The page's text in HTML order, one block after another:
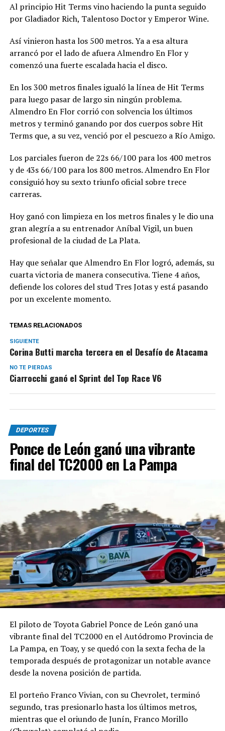
Al principio Hit Terms vino haciendo la punta seguido
por Gladiador Rich, Talentoso Doctor y Emperor Wine.
Así vinieron hasta los 500 metros. Ya a esa altura
arrancó por el lado de afuera Almendro En Flor y
comenzó una fuerte escalada hacia el disco.
En los 300 metros finales igualó la línea de Hit Terms
para luego pasar de largo sin ningún problema.
Almendro En Flor corrió con solvencia los últimos
metros y terminó ganando por dos cuerpos sobre Hit
Terms que, a su vez, venció por el pescuezo a Río Amigo.
Los parciales fueron de 22s 66/100 para los 400 metros
y de 43s 66/100 para los 800 metros. Almendro En Flor
consiguió hoy su sexto triunfo oficial sobre trece
carreras.
Hoy ganó con limpieza en los metros finales y le dio una
gran alegría a su entrenador Aníbal Vigil, un buen
profesional de la ciudad de La Plata.
Hay que señalar que Almendro En Flor logró, además, su
cuarta victoria de manera consecutiva. Tiene 4 años,
defiende los colores del stud Tres Jotas y está pasando
por un excelente momento.
TEMAS RELACIONADOS
SIGUIENTE
Corina Butti marcha tercera en el Desafío de Atacama
NO TE PIERDAS
Ciarrocchi ganó el Sprint del Top Race V6
DEPORTES
Ponce de León ganó una vibrante
final del TC2000 en La Pampa
El piloto de Toyota Gabriel Ponce de León ganó una
vibrante final del TC2000 en el Autódromo Provincia de
La Pampa, en Toay, y se quedó con la sexta fecha de la
temporada después de protagonizar un notable avance
desde la novena posición de partida.
El porteño Franco Vivian, con su Chevrolet, terminó
segundo, tras presionarlo hasta los últimos metros,
mientras que el oriundo de Junín, Franco Morillo